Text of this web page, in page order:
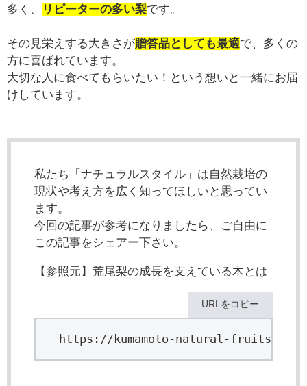
多く、
リピーターの多い梨です。
その見栄えする大きさが贈答品としても最適で、多くの
方に喜ばれています。
大切な人に食べてもらいたい！という想いと一緒にお届
けしています。
私たち「ナチュラルスタイル」は自然栽培の
現状や考え方を広く知ってほしいと思ってい
ます。
今回の記事が参考になりましたら、ご自由に
この記事をシェアー下さい。
【参照元】荒尾梨の成長を支えている木とは
URLをコピー
https://kumamoto-natural-